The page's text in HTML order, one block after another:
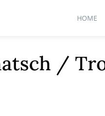
HOME
/